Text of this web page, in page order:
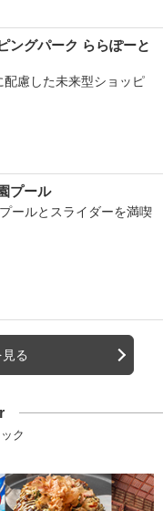
ングパーク ららぽーと
配慮した未来型ショッピ
プール
ールとスライダーを満喫
る
ク